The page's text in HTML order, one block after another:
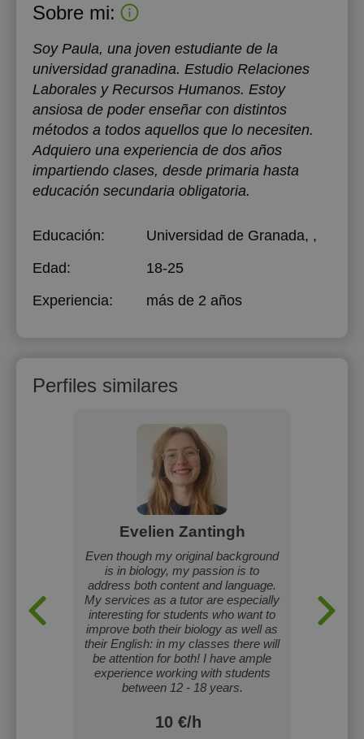
Sobre mi:
Soy Paula, una joven estudiante de la
universidad granadina. Estudio Relaciones
Laborales y Recursos Humanos. Estoy
ansiosa de poder enseñar con distintos
métodos a todos aquellos que lo necesiten.
Adquiero una experiencia de dos años
impartiendo clases, desde primaria hasta
educación secundaria obligatoria.
Educación: Universidad de Granada, ,
Edad:
18-25
Experiencia:
más de 2 años
Perfiles similares
Evelien Zantingh
Even though my original background
is in biology, my passion is to
address both content and language.
My services as a tutor are especially
interesting for students who want to
improve both their biology as well as
their English: in my classes there will
be attention for both! I have ample
experience working with students
between 12 - 18 years.
10 €/h